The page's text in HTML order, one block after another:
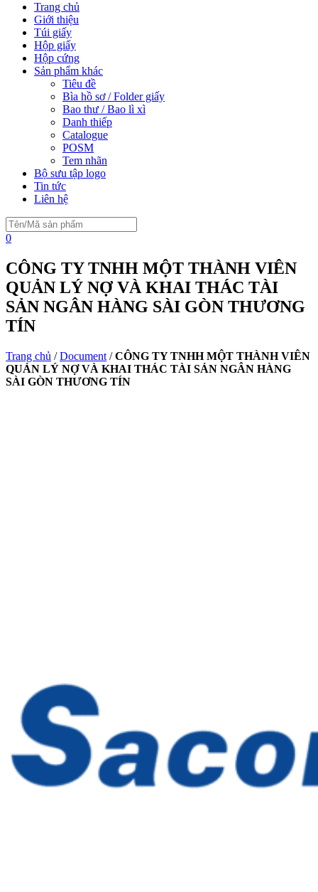
Trang chủ
Giới thiệu
Túi giấy
Hộp giấy
Hộp cứng
Sản phẩm khác
Tiêu đề
Bìa hồ sơ / Folder giấy
Bao thư / Bao lì xì
Danh thiếp
Catalogue
POSM
Tem nhãn
Bộ sưu tập logo
Tin tức
Liên hệ
0
CÔNG TY TNHH MỘT THÀNH VIÊN
QUẢN LÝ NỢ VÀ KHAI THÁC TÀI
SẢN NGÂN HÀNG SÀI GÒN THƯƠNG
TÍN
Trang chủ /Document /CÔNG TY TNHH MỘT THÀNH VIÊN
QUẢN LÝ NỢ VÀ KHAI THÁC TÀI SẢN NGÂN HÀNG
SÀI GÒN THƯƠNG TÍN